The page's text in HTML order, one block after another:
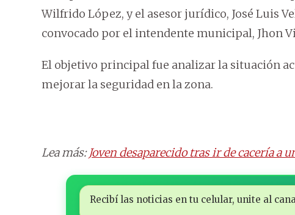
Wilfrido López, y el asesor jurídico, José Luis
convocado por el intendente municipal, Jhon
El objetivo principal fue analizar la situación
mejorar la seguridad en la zona.
Lea más:Joven desaparecido tras ir de cacería a
Recibí las noticias en tu celular, unite al